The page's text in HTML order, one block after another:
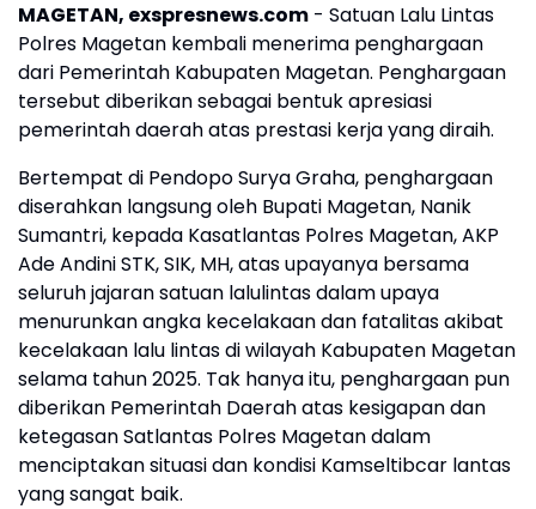
MAGETAN, exspresnews.com - Satuan Lalu Lintas
Polres Magetan kembali menerima penghargaan
dari Pemerintah Kabupaten Magetan. Penghargaan
tersebut diberikan sebagai bentuk apresiasi
pemerintah daerah atas prestasi kerja yang diraih.
Bertempat di Pendopo Surya Graha, penghargaan
diserahkan langsung oleh Bupati Magetan, Nanik
Sumantri, kepada Kasatlantas Polres Magetan, AKP
Ade Andini STK, SIK, MH, atas upayanya bersama
seluruh jajaran satuan lalulintas dalam upaya
menurunkan angka kecelakaan dan fatalitas akibat
kecelakaan lalu lintas di wilayah Kabupaten Magetan
selama tahun 2025. Tak hanya itu, penghargaan pun
diberikan Pemerintah Daerah atas kesigapan dan
ketegasan Satlantas Polres Magetan dalam
menciptakan situasi dan kondisi Kamseltibcar lantas
yang sangat baik.